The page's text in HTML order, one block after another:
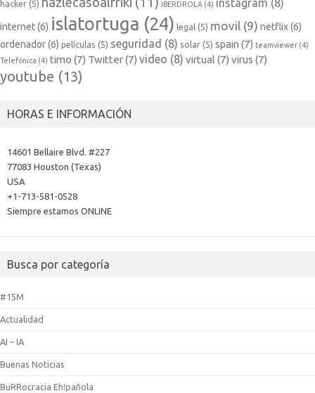
hacker (5) IBERDROLA (4) instagram (8)
internet(6) islatortuga (24) legal (5) movil (9) netflix(6)
ordenador(6) películas (5) seguridad (8) solar (5) spain (7) teamviewer (4)
Telefónica (4) timo (7) Twitter(7) video (8) virtual (7) virus (7)
youtube (13)
HORAS E INFORMACIÓN
14601 Bellaire Blvd. #227
77083 Houston (Texas)
USA
+1-713-581-0528
Siempre estamos ONLINE
Busca por categoría
#15M
Actualidad
AI – IA
Buenas Noticias
BuRRocracia Eh!pañola